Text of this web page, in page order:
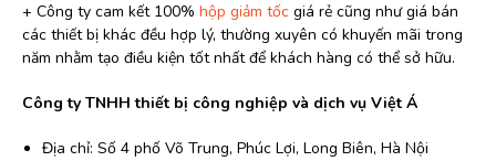
+ Công ty cam kết 100% hộp giảm tốc giá rẻ cũng như giá bán
các thiết bị khác đều hợp lý, thường xuyên có khuyến mãi trong
năm nhằm tạo điều kiện tốt nhất để khách hàng có thể sở hữu.
Công ty TNHH thiết bị công nghiệp và dịch vụ Việt Á
Địa chỉ: Số 4 phố Võ Trung, Phúc Lợi, Long Biên, Hà Nội